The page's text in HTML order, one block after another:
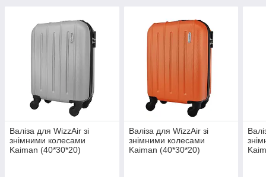
Валіза для WizzAir зі
знімними колесами
Kaiman (40*30*20)
Валіза для WizzAir зі
знімними колесами
Kaiman (40*30*20)